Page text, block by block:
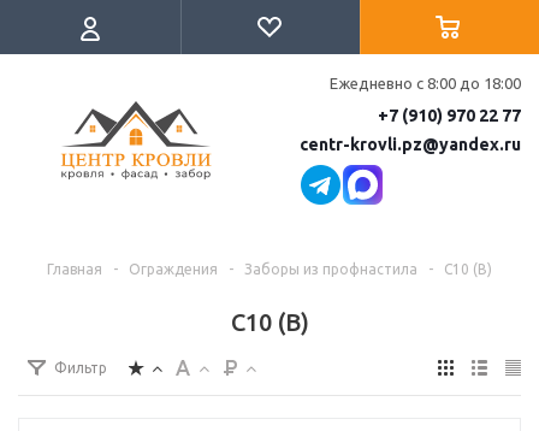
Ежедневно с 8:00 до 18:00
+7 (910) 970 22 77
centr-krovli.pz@yandex.ru
Главная - Ограждения - Заборы из профнастила - С10 (В)
С10 (В)
Фильтр